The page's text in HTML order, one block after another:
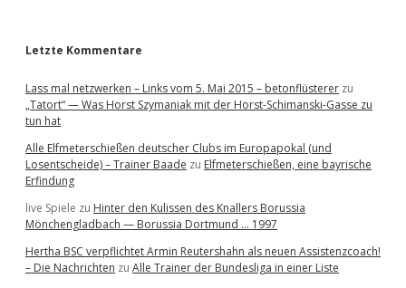
Letzte Kommentare
Lass mal netzwerken – Links vom 5. Mai 2015 – betonflüsterer zu
„Tatort“ — Was Horst Szymaniak mit der Horst-Schimanski-Gasse zu
tun hat
Alle Elfmeterschießen deutscher Clubs im Europapokal (und
Losentscheide) – Trainer Baade zu Elfmeterschießen, eine bayrische
Erfindung
live Spiele zu Hinter den Kulissen des Knallers Borussia
Mönchengladbach — Borussia Dortmund … 1997
Hertha BSC verpflichtet Armin Reutershahn als neuen Assistenzcoach!
– Die Nachrichten zu Alle Trainer der Bundesliga in einer Liste